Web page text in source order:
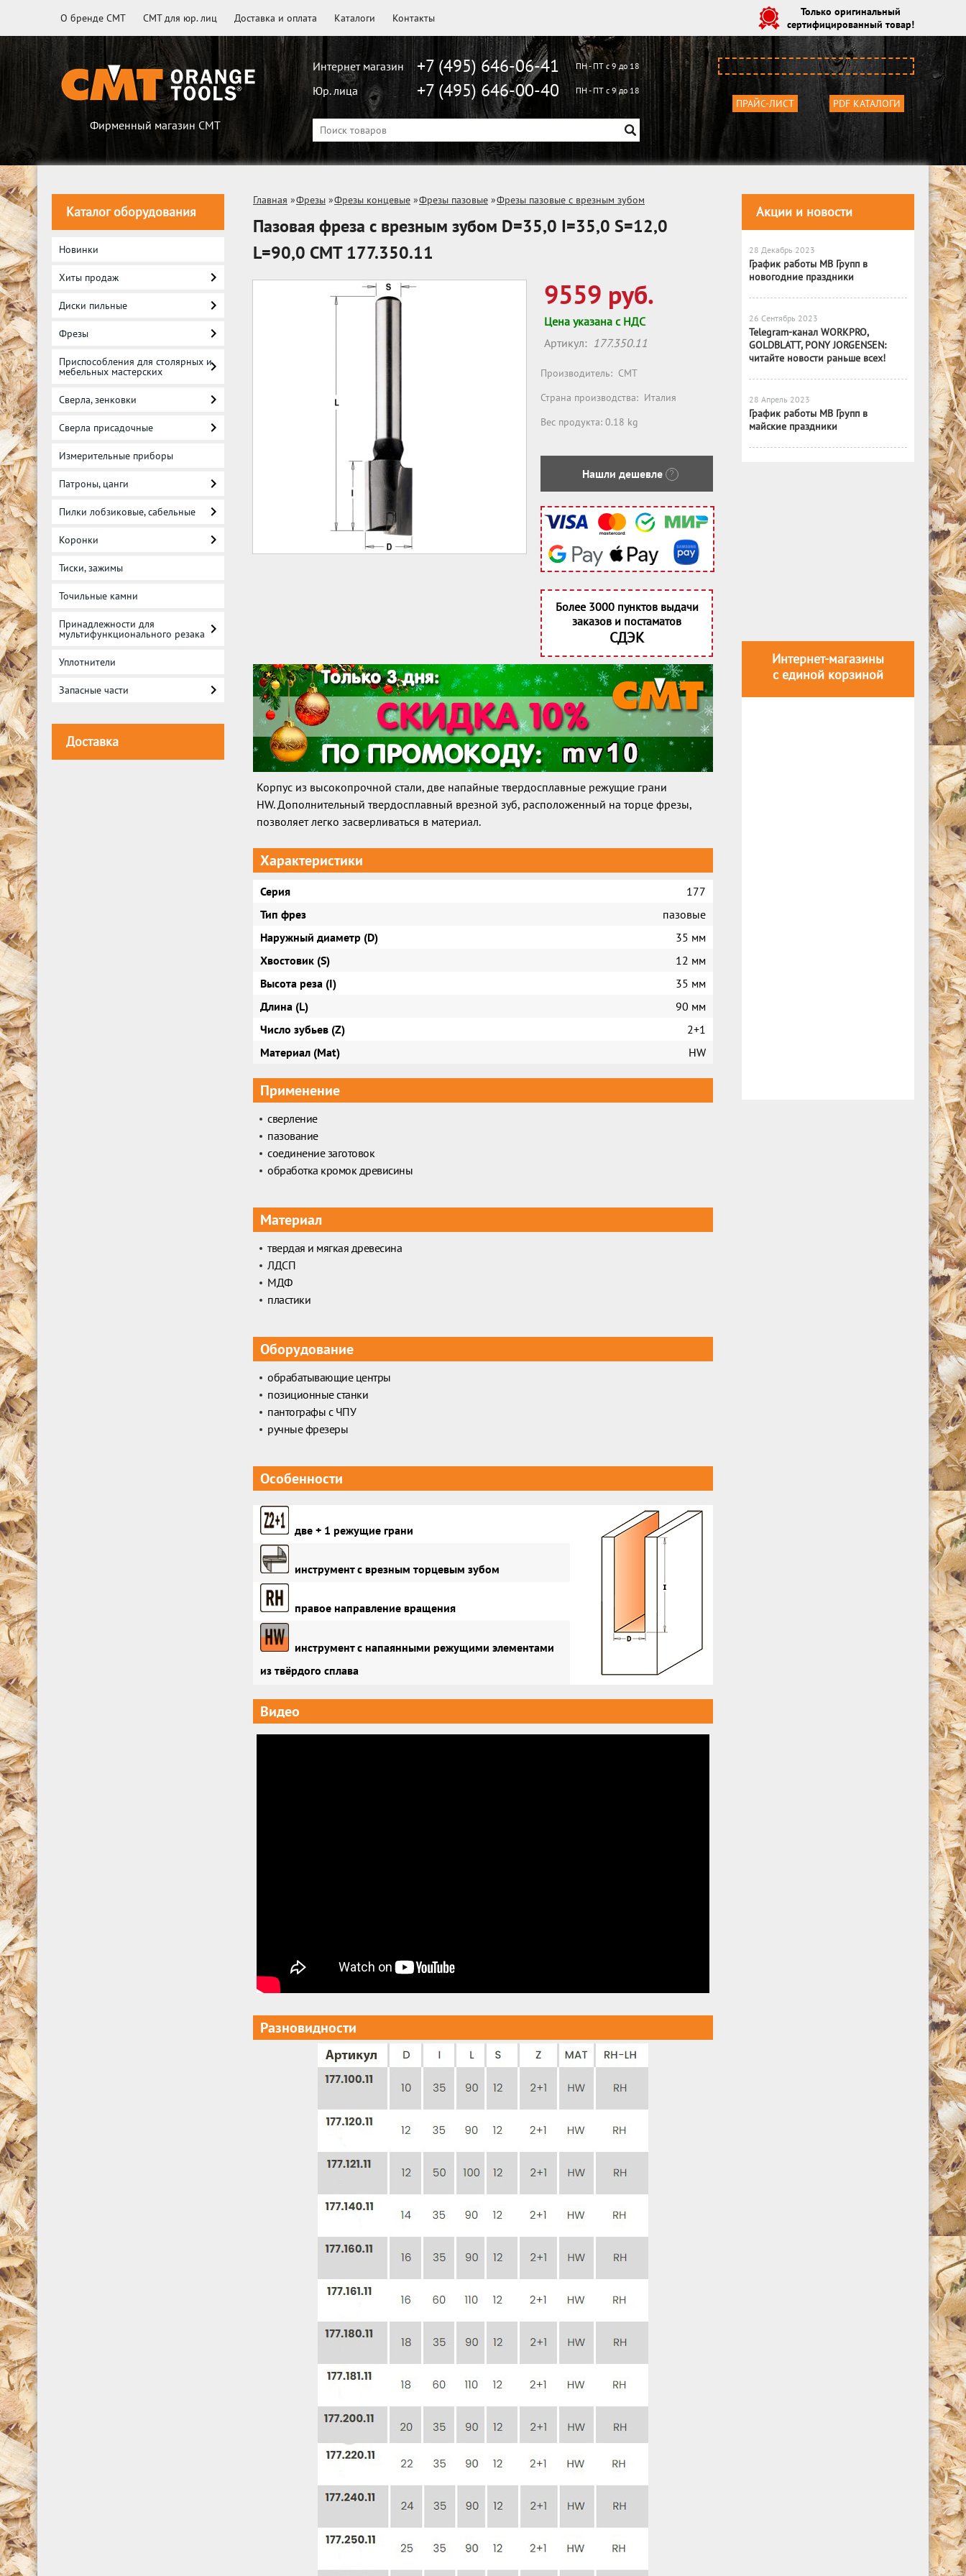
О бренде CMT CMT для юр. лиц Доставка и оплата Каталоги Контакты
Только оригинальный
сертифицированный товар!
Фирменный магазин CMT
Интернет магазин +7 (495) 646-06-41 ПН - ПТ с 9 до 18
Юр. лица +7 (495) 646-00-40 ПН - ПТ с 9 до 18
ПРАЙС-ЛИСТ PDF КАТАЛОГИ
Каталог оборудования
Новинки
Хиты продаж
Диски пильные
Фрезы
Приспособления для столярных и
мебельных мастерских
Сверла, зенковки
Сверла присадочные
Измерительные приборы
Патроны, цанги
Пилки лобзиковые, сабельные
Коронки
Тиски, зажимы
Точильные камни
Принадлежности для
мультифункционального резака
Уплотнители
Запасные части
Доставка
Главная »Фрезы »Фрезы концевые »Фрезы пазовые »Фрезы пазовые с врезным зубом
Пазовая фреза с врезным зубом D=35,0 I=35,0 S=12,0
L=90,0 CMT 177.350.11
9559 руб.
Цена указана с НДС
Артикул: 177.350.11
Производитель: CMT
Страна производства: Италия
Вес продукта: 0.18 kg
Нашли дешевле ?
Более 3000 пунктов выдачи
заказов и постаматов
СДЭК
Корпус из высокопрочной стали, две напайные твердосплавные режущие грани
HW. Дополнительный твердосплавный врезной зуб, расположенный на торце фрезы,
позволяет легко засверливаться в материал.
Характеристики
Серия
177
Тип фрез
пазовые
Наружный диаметр (D)
35 мм
Хвостовик (S)
12 мм
Высота реза (I)
35 мм
Длина (L)
90 мм
Число зубьев (Z)
2+1
Материал (Mat)
HW
Применение
сверление
пазование
соединение заготовок
обработка кромок древисины
Материал
твердая и мягкая древесина
ЛДСП
МДФ
пластики
Оборудование
обрабатывающие центры
позиционные станки
пантографы с ЧПУ
ручные фрезеры
Особенности
две + 1 режущие грани
инструмент с врезным торцевым зубом
правое направление вращения
инструмент с напаянными режущими элементами
из твёрдого сплава
Видео
Разновидности
Акции и новости
28 Декабрь 2023
График работы МВ Групп в
новогодние праздники
26 Сентябрь 2023
Telegram-канал WORKPRO,
GOLDBLATT, PONY JORGENSEN:
читайте новости раньше всех!
28 Апрель 2023
График работы МВ Групп в
майские праздники
Интернет-магазины
с единой корзиной